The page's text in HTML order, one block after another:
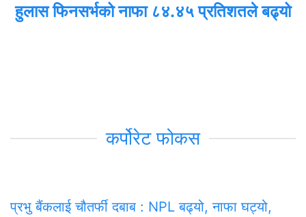
हुलास फिनसर्भको नाफा ८४.४५ प्रतिशतले बढ्यो
कर्पोरेट फोकस
प्रभु बैंकलाई चौतर्फी दबाब : NPL बढ्यो, नाफा घट्यो,